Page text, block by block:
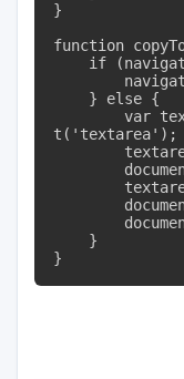
}
function
t('textarea');
}